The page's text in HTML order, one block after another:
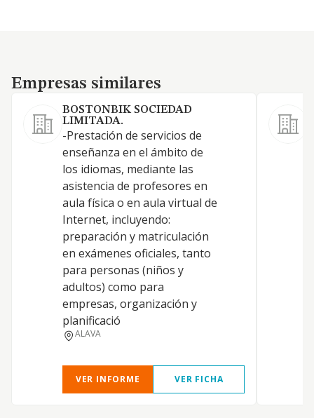
Empresas similares
Empresas similares
BOSTONBIK SOCIEDAD
LIMITADA.
-Prestación de servicios de
enseñanza en el ámbito de
los idiomas, mediante las
asistencia de profesores en
aula física o en aula virtual de
Internet, incluyendo:
preparación y matriculación
en exámenes oficiales, tanto
para personas (niños y
adultos) como para
empresas, organización y
planificació
ALAVA
VER INFORME VER FICHA